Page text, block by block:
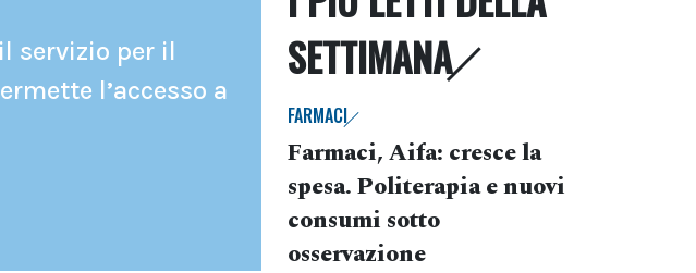
servizio per il
l’accesso a
SETTIMANA
FARMACI
Farmaci, Aifa: cresce la
spesa. Politerapia e nuovi
consumi sotto
osservazione